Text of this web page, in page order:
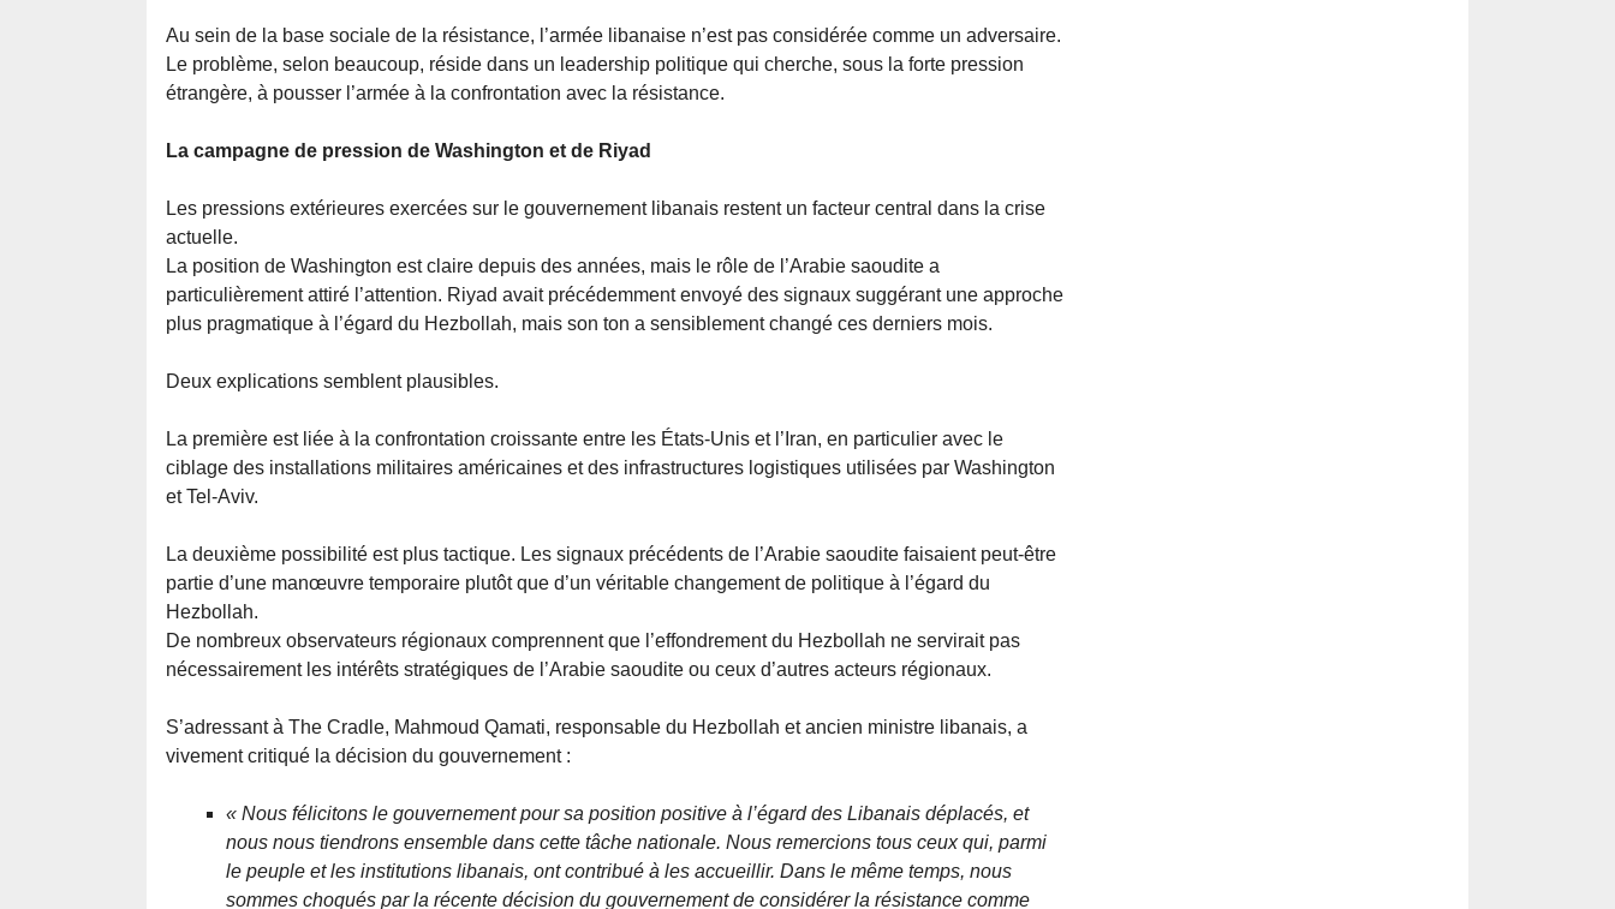
Au sein de la base sociale de la résistance, l’armée libanaise n’est pas considérée comme un adversaire.
Le problème, selon beaucoup, réside dans un leadership politique qui cherche, sous la forte pression
étrangère, à pousser l’armée à la confrontation avec la résistance.
La campagne de pression de Washington et de Riyad
Les pressions extérieures exercées sur le gouvernement libanais restent un facteur central dans la crise
actuelle.
La position de Washington est claire depuis des années, mais le rôle de l’Arabie saoudite a
particulièrement attiré l’attention. Riyad avait précédemment envoyé des signaux suggérant une approche
plus pragmatique à l’égard du Hezbollah, mais son ton a sensiblement changé ces derniers mois.
Deux explications semblent plausibles.
La première est liée à la confrontation croissante entre les États-Unis et l’Iran, en particulier avec le
ciblage des installations militaires américaines et des infrastructures logistiques utilisées par Washington
et Tel-Aviv.
La deuxième possibilité est plus tactique. Les signaux précédents de l’Arabie saoudite faisaient peut-être
partie d’une manœuvre temporaire plutôt que d’un véritable changement de politique à l’égard du
Hezbollah.
De nombreux observateurs régionaux comprennent que l’effondrement du Hezbollah ne servirait pas
nécessairement les intérêts stratégiques de l’Arabie saoudite ou ceux d’autres acteurs régionaux.
S’adressant à The Cradle, Mahmoud Qamati, responsable du Hezbollah et ancien ministre libanais, a
vivement critiqué la décision du gouvernement :
« Nous félicitons le gouvernement pour sa position positive à l’égard des Libanais déplacés, et
nous nous tiendrons ensemble dans cette tâche nationale. Nous remercions tous ceux qui, parmi
le peuple et les institutions libanais, ont contribué à les accueillir. Dans le même temps, nous
sommes choqués par la récente décision du gouvernement de considérer la résistance comme